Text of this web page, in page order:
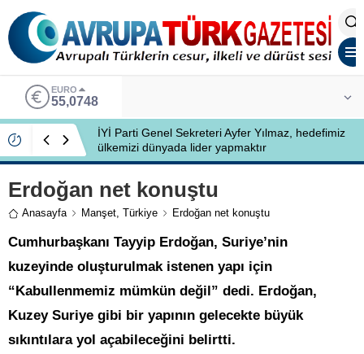
EURO
55,0748
İYİ Parti Genel Sekreteri Ayfer Yılmaz, hedefimiz
ülkemizi dünyada lider yapmaktır
Erdoğan net konuştu
Anasayfa Manşet, Türkiye Erdoğan net konuştu
Cumhurbaşkanı Tayyip Erdoğan, Suriye’nin
kuzeyinde oluşturulmak istenen yapı için
“Kabullenmemiz mümkün değil” dedi. Erdoğan,
Kuzey Suriye gibi bir yapının gelecekte büyük
sıkıntılara yol açabileceğini belirtti.